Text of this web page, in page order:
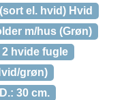
el. hvid) Hvid
m/hus (Grøn)
hvide fugle
grøn)
30 cm.